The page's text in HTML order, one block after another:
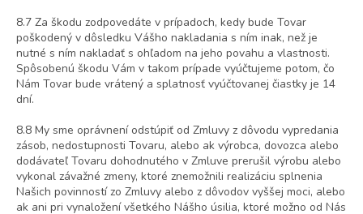
8.7 Za škodu zodpovedáte v prípadoch, kedy bude Tovar
poškodený v dôsledku Vášho nakladania s ním inak, než je
nutné s ním nakladať s ohľadom na jeho povahu a vlastnosti.
Spôsobenú škodu Vám v takom prípade vyúčtujeme potom, čo
Nám Tovar bude vrátený a splatnosť vyúčtovanej čiastky je 14
dní.
8.8 My sme oprávnení odstúpiť od Zmluvy z dôvodu vypredania
zásob, nedostupnosti Tovaru, alebo ak výrobca, dovozca alebo
dodávateľ Tovaru dohodnutého v Zmluve prerušil výrobu alebo
vykonal závažné zmeny, ktoré znemožnili realizáciu splnenia
Našich povinností zo Zmluvy alebo z dôvodov vyššej moci, alebo
ak ani pri vynaložení všetkého Nášho úsilia, ktoré možno od Nás